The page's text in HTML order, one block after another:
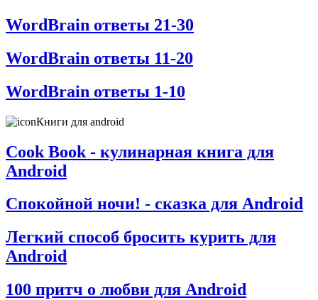
WordBrain ответы 21-30
WordBrain ответы 11-20
WordBrain ответы 1-10
Книги для android
Cook Book - кулинарная книга для
Android
Спокойной ночи! - сказка для Android
Легкий способ бросить курить для
Android
100 притч о любви для Android